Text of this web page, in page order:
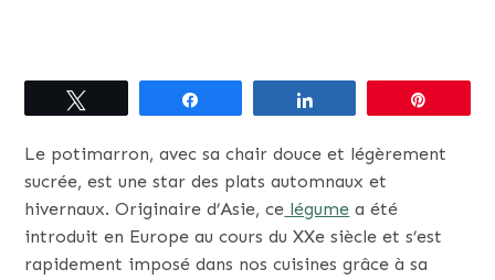
Le potimarron, avec sa chair douce et légèrement
sucrée, est une star des plats automnaux et
hivernaux. Originaire d’Asie, ce légume a été
introduit en Europe au cours du XXe siècle et s’est
rapidement imposé dans nos cuisines grâce à sa